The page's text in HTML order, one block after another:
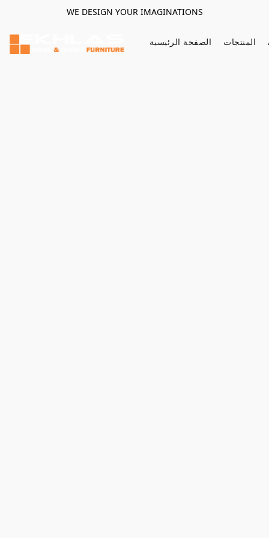
WE DESIGN YOUR IMAGINATIONS
الصفحة الرئيسية المنتجات